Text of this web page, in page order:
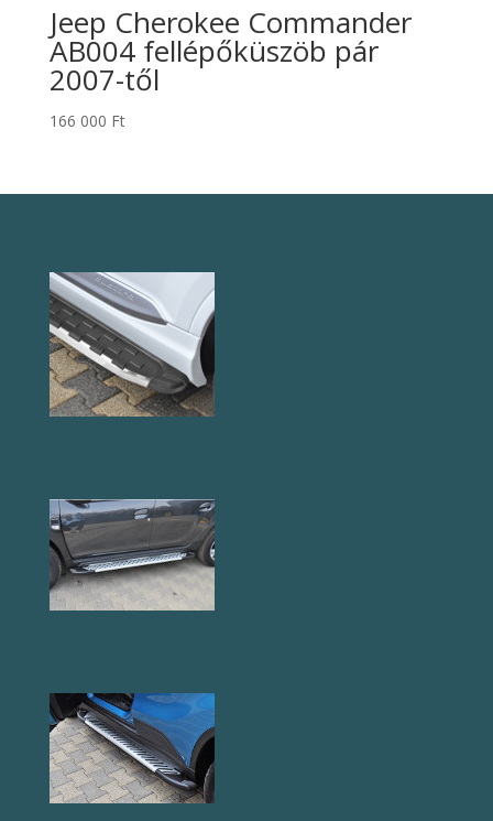
Jeep Cherokee Commander
AB004 fellépőküszöb pár
2007-től
166 000 Ft